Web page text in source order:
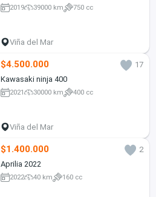
2019 39000 km 750 cc
Viña del Mar
$4.500.000
17
Kawasaki ninja 400
2021 30000 km 400 cc
Viña del Mar
$1.400.000
2
Aprilia 2022
2022 40 km 160 cc